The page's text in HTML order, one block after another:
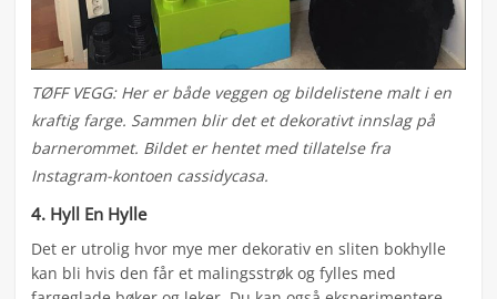
TØFF VEGG: Her er både veggen og bildelistene malt i en
kraftig farge. Sammen blir det et dekorativt innslag på
barnerommet. Bildet er hentet med tillatelse fra
Instagram-kontoen cassidycasa.
4. Hyll En Hylle
Det er utrolig hvor mye mer dekorativ en sliten bokhylle
kan bli hvis den får et malingsstrøk og fylles med